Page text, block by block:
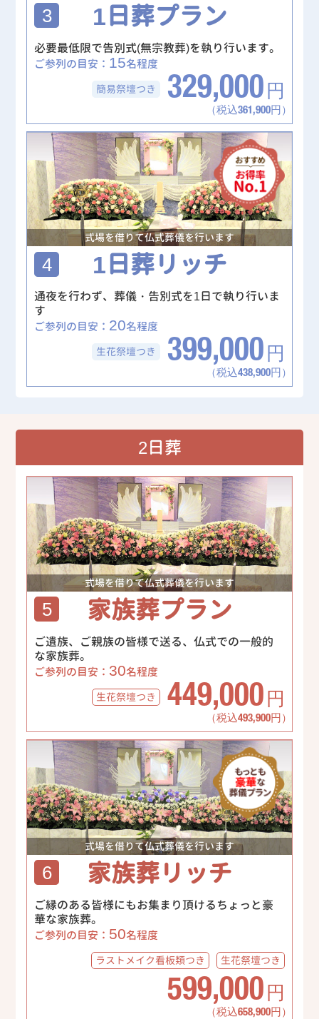
3 1日葬プラン
必要最低限で告別式(無宗教葬)を執り行います。
ご参列の目安： 15名程度
簡易祭壇つき 329,000 円
（税込361,900円）
式場を借りて仏式葬儀を行います
4 1日葬リッチ
通夜を行わず、葬儀・告別式を1日で執り行いま
す
ご参列の目安： 20名程度
生花祭壇つき 399,000 円
（税込438,900円）
2日葬
式場を借りて仏式葬儀を行います
5 家族葬プラン
ご遺族、ご親族の皆様で送る、仏式での一般的
な家族葬。
ご参列の目安： 30名程度
生花祭壇つき 449,000 円
（税込493,900円）
式場を借りて仏式葬儀を行います
6 家族葬リッチ
ご縁のある皆様にもお集まり頂けるちょっと豪
華な家族葬。
ご参列の目安： 50名程度
ラストメイク看板類つき 生花祭壇つき
599,000 円
（税込658,900円）